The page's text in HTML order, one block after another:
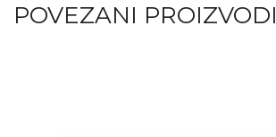
POVEZANI PROIZVODI